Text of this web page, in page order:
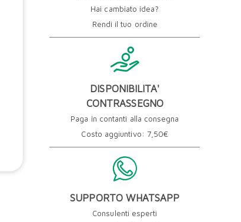
Hai cambiato idea?
Rendi il tuo ordine
DISPONIBILITA'
CONTRASSEGNO
Paga in contanti alla consegna
Costo aggiuntivo: 7,50€
SUPPORTO WHATSAPP
Consulenti esperti